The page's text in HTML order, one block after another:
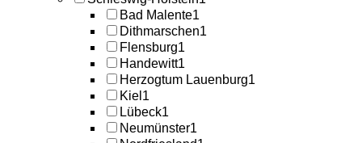
Bad Malente1
Dithmarschen1
Flensburg1
Handewitt1
Herzogtum Lauenburg1
Kiel 1
Lübeck1
Neumünster1